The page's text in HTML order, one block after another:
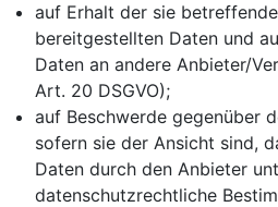
auf Erhalt der sie
bereitgestellten Daten und
Daten an andere Anbieter/
Art. 20 DSGVO);
auf Beschwerde gegenüber
sofern sie der Ansicht sind,
Daten durch den Anbieter
datenschutzrechtliche